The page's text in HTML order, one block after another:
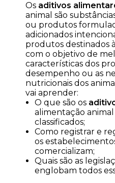
Os aditivos
animal são
ou produtos
adicionados
produtos destinados
com o objetivo de
características dos
desempenho ou as
nutricionais dos
vai aprender:
O que são os
alimentação animal
classificados;
Como registrar e
os
comercializam;
Quais são as
englobam todos